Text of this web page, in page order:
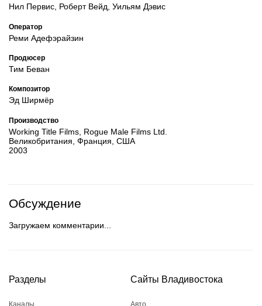
Нил Первис, Роберт Вейд, Уильям Дэвис
Оператор
Реми Адефэрайзин
Продюсер
Тим Беван
Композитор
Эд Ширмёр
Производство
Working Title Films, Rogue Male Films Ltd.
Великобритания, Франция, США
2003
Обсуждение
Загружаем комментарии...
Разделы
Каналы
Сайты Владивостока
Авто